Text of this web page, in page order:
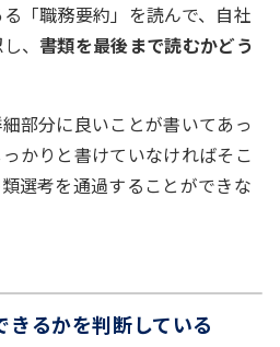
「職務要約」を読んで、自社
、 書類を最後まで読むかどう
部分に良いことが書いてあっ
かりと書けていなければそこ
選考を通過することができな
るかを判断している